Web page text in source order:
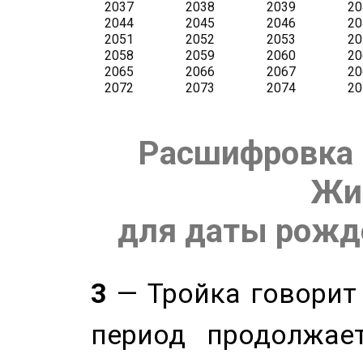
Расшифровка
для даты
3 — Тройка
период